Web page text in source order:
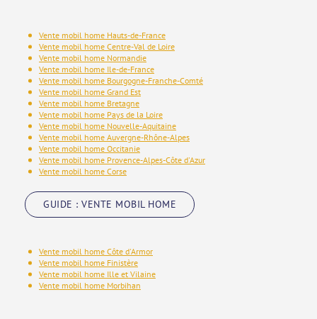
Vente mobil home Hauts-de-France
Vente mobil home Centre-Val de Loire
Vente mobil home Normandie
Vente mobil home Ile-de-France
Vente mobil home Bourgogne-Franche-Comté
Vente mobil home Grand Est
Vente mobil home Bretagne
Vente mobil home Pays de la Loire
Vente mobil home Nouvelle-Aquitaine
Vente mobil home Auvergne-Rhône-Alpes
Vente mobil home Occitanie
Vente mobil home Provence-Alpes-Côte d'Azur
Vente mobil home Corse
GUIDE : VENTE MOBIL HOME
Vente mobil home Côte d'Armor
Vente mobil home Finistère
Vente mobil home Ille et Vilaine
Vente mobil home Morbihan